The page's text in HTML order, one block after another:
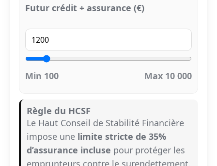
Futur crédit + assurance (€)
Min 100 Max 10 000
Règle du HCSF
Le Haut Conseil de Stabilité Financière
impose une limite stricte de 35%
d’assurance incluse pour protéger les
emprunteurs contre le surendettement.